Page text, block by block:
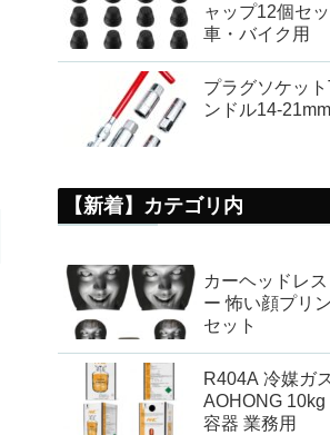
ャップ12個セッ
車・バイク用
プラグソケッ
ンドル14-
【新着】カテゴリ内
カーヘッドレ
ー 怖い顔プリ
セット
R404A 冷媒ガ
AOHONG 10kg
容器 業務用